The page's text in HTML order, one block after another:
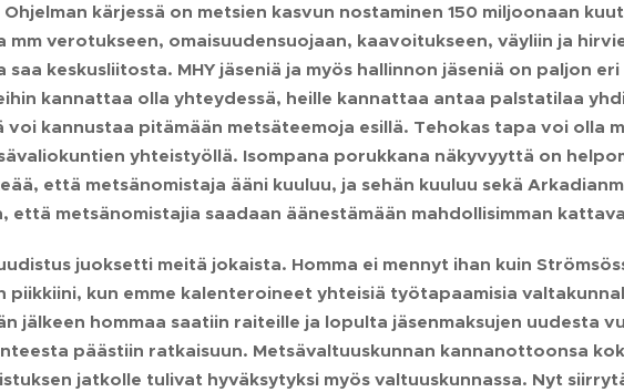
kärjessä on metsien kasvun nostaminen 150 miljoonaan
mm verotukseen, omaisuudensuojaan, kaavoitukseen, väyliin ja
saa keskusliitosta. MHY jäseniä ja myös hallinnon jäseniä on paljon
kannattaa olla yhteydessä, heille kannattaa antaa palstatilaa
voi kannustaa pitämään metsäteemoja esillä. Tehokas tapa voi olla
yhteistyöllä. Isompana porukkana näkyvyyttä on
että metsänomistaja ääni kuuluu, ja sehän kuuluu sekä
että metsänomistajia saadaan äänestämään mahdollisimman
juoksetti meitä jokaista. Homma ei mennyt ihan kuin
piikkiini, kun emme kalenteroineet yhteisiä työtapaamisia
jälkeen hommaa saatiin raiteille ja lopulta jäsenmaksujen uudesta
päästiin ratkaisuun. Metsävaltuuskunnan kannanottoonsa
jatkolle tulivat hyväksytyksi myös valtuuskunnassa. Nyt